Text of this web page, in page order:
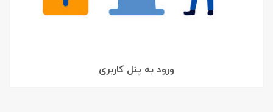
ورود به پنل کاربری